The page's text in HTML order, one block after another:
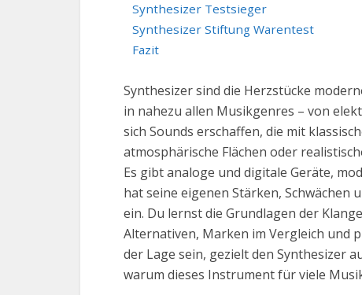
Synthesizer Testsieger
Synthesizer Stiftung Warentest
Fazit
Synthesizer sind die Herzstücke
in nahezu allen Musikgenres – von
sich Sounds erschaffen, die mit
atmosphärische Flächen oder
Es gibt analoge und digitale Geräte,
hat seine eigenen Stärken, Schwächen
ein. Du lernst die Grundlagen der
Alternativen, Marken im Vergleich und
der Lage sein, gezielt den Synthesizer
warum dieses Instrument für viele